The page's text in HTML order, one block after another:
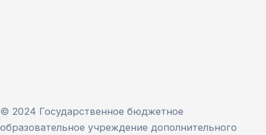
© 2024 Государственное бюджетное
образовательное учреждение дополнительного